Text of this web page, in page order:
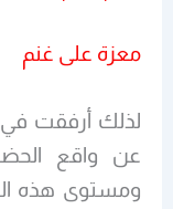
معزة على غنم
لذلك أرفقت
عن واقع
ومستوى هذه